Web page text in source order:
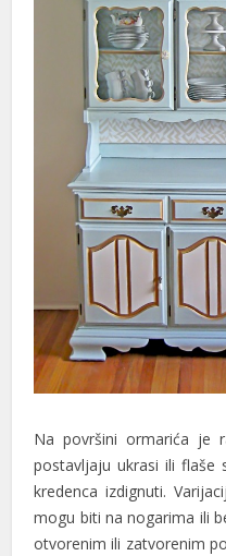
panel
panel
panel
panel
panel
panel
Na površini ormarića je
postavljaju ukrasi ili flaše
kredenca izdignuti.
mogu biti na nogarima ili
otvorenim ili zatvorenim